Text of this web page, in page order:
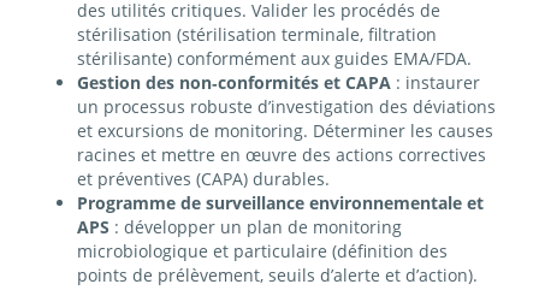
des utilités critiques. Valider les procédés de
stérilisation (stérilisation terminale, filtration
stérilisante) conformément aux guides EMA/FDA.
Gestion des non‑conformités et CAPA: instaurer
un processus robuste d’investigation des déviations
et excursions de monitoring. Déterminer les causes
racines et mettre en œuvre des actions correctives
et préventives (CAPA) durables.
Programme de surveillance environnementale et
APS : développer un plan de monitoring
microbiologique et particulaire (définition des
points de prélèvement, seuils d’alerte et d’action).